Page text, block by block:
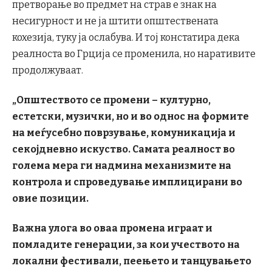
претворање во предмет на страв е знак на
несигурност и не ја штити општествената
кохезија, туку ја ослабува. И тој констатира дека
реалноста во Грција се променила, но наративите
продолжуваат.
„Општеството се промени – културно,
естетски, музички, но и во однос на формите
на меѓусебно поврзување, комуникација и
секојдневно искуство. Самата реалност во
голема мера ги надмина механизмите на
контрола и спроведување имплицирани во
овие позиции.
Важна улога во оваа промена играат и
помладите генерации, за кои учеството на
локални фестивали, пеењето и танцувањето